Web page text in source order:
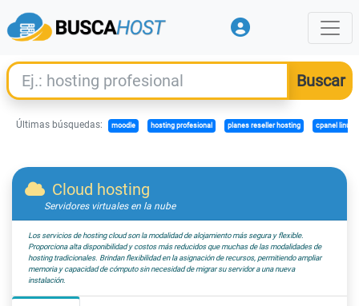
Últimas búsquedas: moodle hosting profesional planes reseller hosting cpanel linux
Cloud hosting
Servidores virtuales en la nube
Los servicios de hosting cloud son la modalidad de alojamiento más segura y flexible.
Proporciona alta disponibilidad y costos más reducidos que muchas de las modalidades de
hosting tradicionales. Brindan flexibilidad en la asignación de recursos, permitiendo ampliar
memoria y capacidad de cómputo sin necesidad de migrar su servidor a una nueva
instalación.